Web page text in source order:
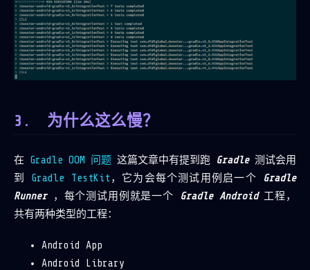
为什么这么慢？
在 Gradle OOM 问题 这篇文章中有提到跑 Gradle测试会用
到 Gradle TestKit ，它为会每个测试用例启一个
Gradle
Runner，每个测试用例就是一个 Gradle Android工程，
共有两种类型的工程：
Android App
Android Library